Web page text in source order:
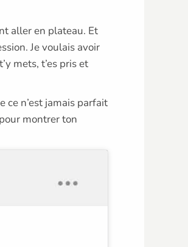
aller en plateau. Et
Je voulais avoir
mets, t’es pris et
ce n’est jamais parfait
montrer ton